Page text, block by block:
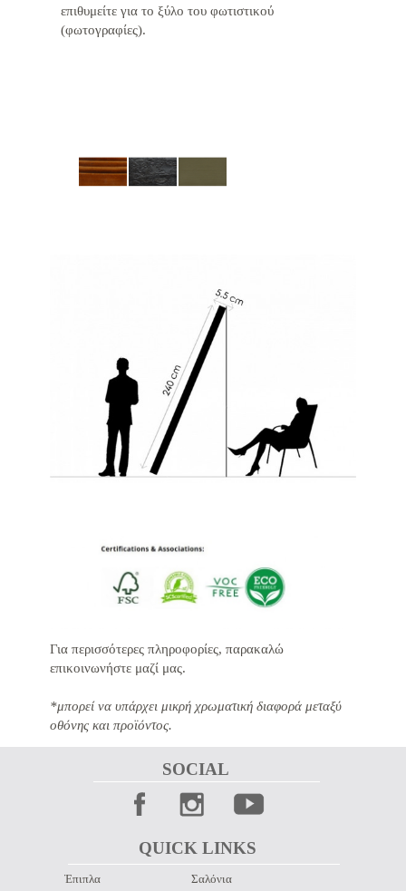
επιθυμείτε για το ξύλο του φωτιστικού
(φωτογραφίες).
Για περισσότερες πληροφορίες, παρακαλώ
επικοινωνήστε μαζί μας.
*μπορεί να υπάρχει μικρή χρωματική διαφορά μεταξύ
οθόνης και προϊόντος.
QUICK LINKS
SOCIAL
Έπιπλα Σαλόνια